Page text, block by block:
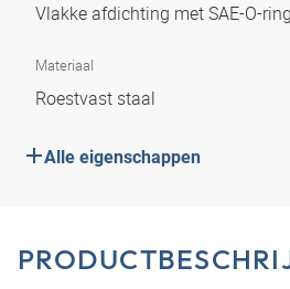
Vlakke afdichting met SAE-O-ring
Materiaal
Roestvast staal
Alle eigenschappen